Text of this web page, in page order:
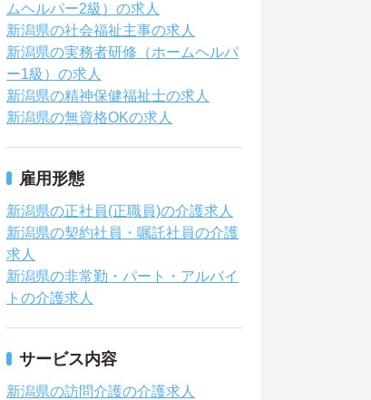
ムヘルパー2級）の求人
新潟県の社会福祉主事の求人
新潟県の実務者研修（ホームヘルパ
ー1級）の求人
新潟県の精神保健福祉士の求人
新潟県の無資格OKの求人
雇用形態
新潟県の正社員(正職員)の介護求人
新潟県の契約社員・嘱託社員の介護
求人
新潟県の非常勤・パート・アルバイ
トの介護求人
サービス内容
新潟県の訪問介護の介護求人